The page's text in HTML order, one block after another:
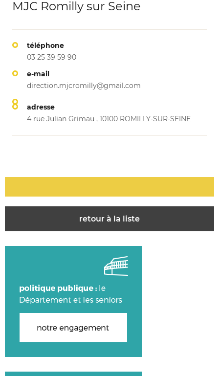
MJC Romilly sur Seine
téléphone
03 25 39 59 90
e-mail
direction.mjcromilly@gmail.com
adresse
4 rue Julian Grimau , 10100 ROMILLY-SUR-SEINE
retour à la liste